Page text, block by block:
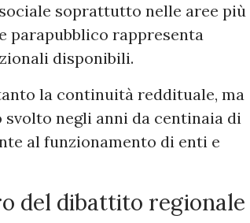
soprattutto nelle aree più
parapubblico rappresenta
disponibili.
la continuità reddituale, ma
negli anni da centinaia di
al funzionamento di enti e
del dibattito regionale